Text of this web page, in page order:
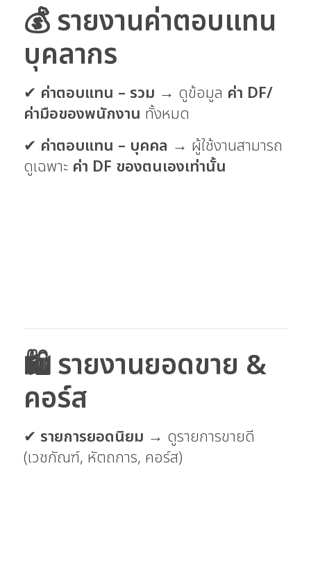
💰 รายงานค่าตอบแทน
บุคลากร
✔ ค่าตอบแทน – รวม → ดูข้อมูล ค่า DF/
ค่ามือของพนักงาน ทั้งหมด
✔ ค่าตอบแทน – บุคคล → ผู้ใช้งานสามารถ
ดูเฉพาะ ค่า DF ของตนเองเท่านั้น
🛍 รายงานยอดขาย &
คอร์ส
✔ รายการยอดนิยม → ดูรายการขายดี
(เวชภัณฑ์, หัตถการ, คอร์ส)